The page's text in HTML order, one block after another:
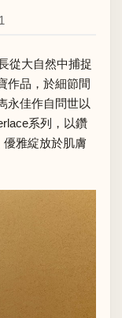
從大自然中捕捉
作品，於細節間
永佳作自問世以
系列，以鑽
雅綻放於肌膚